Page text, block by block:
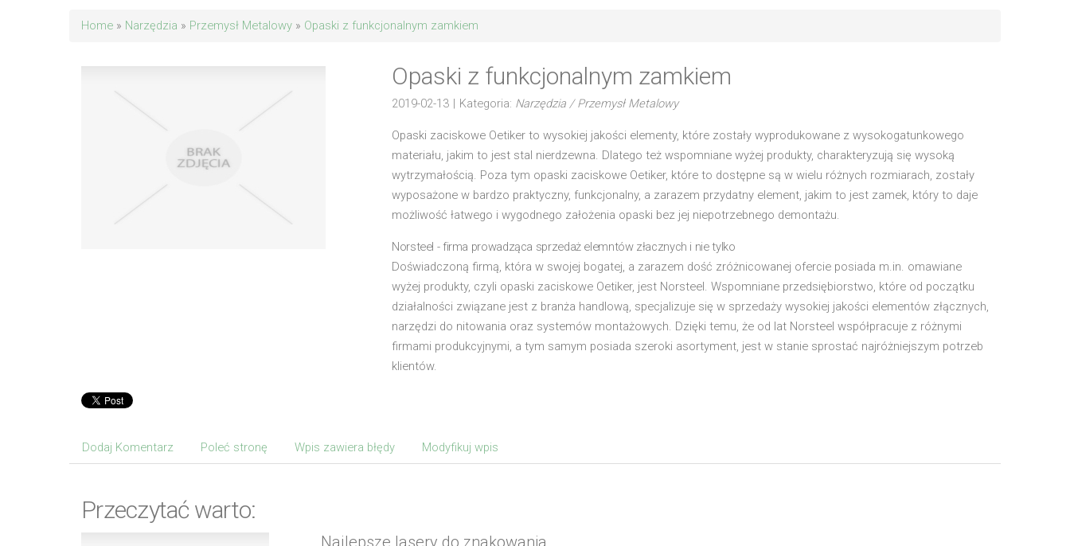
Home » Narzędzia » Przemysł Metalowy » Opaski z funkcjonalnym zamkiem
Opaski z funkcjonalnym zamkiem
2019-02-13 Kategoria: Narzędzia / Przemysł Metalowy
Opaski zaciskowe Oetiker to wysokiej jakości elementy, które zostały wyprodukowane z wysokogatunkowego
materiału, jakim to jest stal nierdzewna. Dlatego też wspomniane wyżej produkty, charakteryzują się wysoką
wytrzymałością. Poza tym opaski zaciskowe Oetiker, które to dostępne są w wielu różnych rozmiarach, zostały
wyposażone w bardzo praktyczny, funkcjonalny, a zarazem przydatny element, jakim to jest zamek, który to daje
możliwość łatwego i wygodnego założenia opaski bez jej niepotrzebnego demontażu.
Norsteel - firma prowadząca sprzedaż elemntów złacznych i nie tylko
Doświadczoną firmą, która w swojej bogatej, a zarazem dość zróżnicowanej ofercie posiada m.in. omawiane
wyżej produkty, czyli opaski zaciskowe Oetiker, jest Norsteel. Wspomniane przedsiębiorstwo, które od początku
działalności związane jest z branża handlową, specjalizuje się w sprzedaży wysokiej jakości elementów złącznych,
narzędzi do nitowania oraz systemów montażowych. Dzięki temu, że od lat Norsteel współpracuje z różnymi
firmami produkcyjnymi, a tym samym posiada szeroki asortyment, jest w stanie sprostać najróżniejszym potrzeb
klientów.
Dodaj Komentarz Poleć stronę Wpis zawiera błędy Modyfikuj wpis
Przeczytać warto:
Najlepsze lasery do znakowania